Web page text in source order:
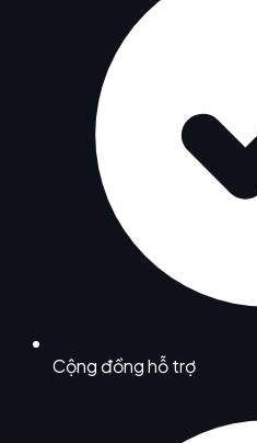
Cộng đồng hỗ trợ